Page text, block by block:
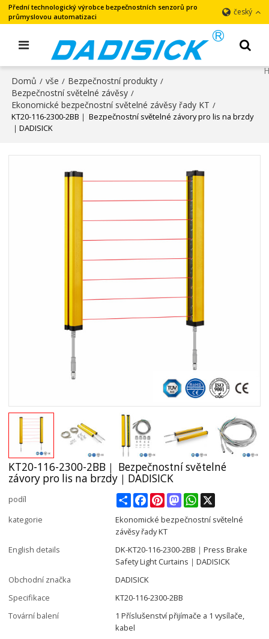
Přední technologický výrobce bezpečnostních senzorů pro
průmyslovou automatizaci
český
Domů / vše / Bezpečnostní produkty /
Bezpečnostní světelné závěsy /
Ekonomické bezpečnostní světelné závěsy řady KT /
KT20-116-2300-2BB｜ Bezpečnostní světelné závory pro lis na brzdy
｜DADISICK
KT20-116-2300-2BB｜ Bezpečnostní světelné
závory pro lis na brzdy｜DADISICK
podíl ShareFacebookPinterestMastodonWhatsApp
kategorie
Ekonomické bezpečnostní světelné
závěsy řady KT
English details
DK-KT20-116-2300-2BB｜Press Brake
Safety Light Curtains｜DADISICK
Obchodní značka
DADISICK
Specifikace
KT20-116-2300-2BB
Tovární balení
1 Příslušenství přijímače a 1 vysílače,
kabel